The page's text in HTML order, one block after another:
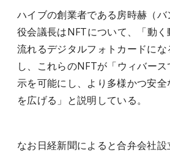
ハイブの創業者である房時赫（
役会議長はNFTについて、「動
流れるデジタルフォトカードに
し、これらのNFTが「ウィバー
示を可能にし、より多様かつ安
を広げる」と説明している。
なお日経新聞によると合弁会社